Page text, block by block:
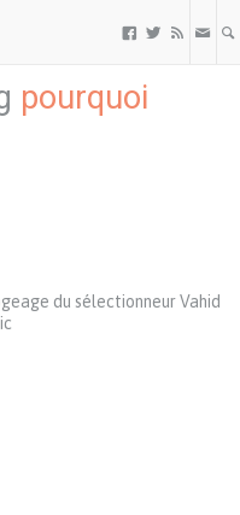
  
pourquoi
du sélectionneur Vahid